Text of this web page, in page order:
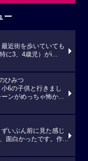
ー
最近街を歩いていても
に3、4歳児）がi...
ひみつ
6の子供と行きまし
ンがめっちゃ怖か...
いぶん前に見た感じ
面白かったです。作...